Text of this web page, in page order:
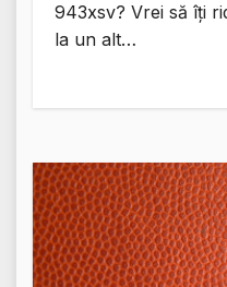
943xsv? Vrei să îți
la un alt…